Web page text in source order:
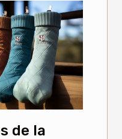
de la